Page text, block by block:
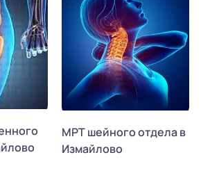
МРТ шейного отдела в
Измайлово